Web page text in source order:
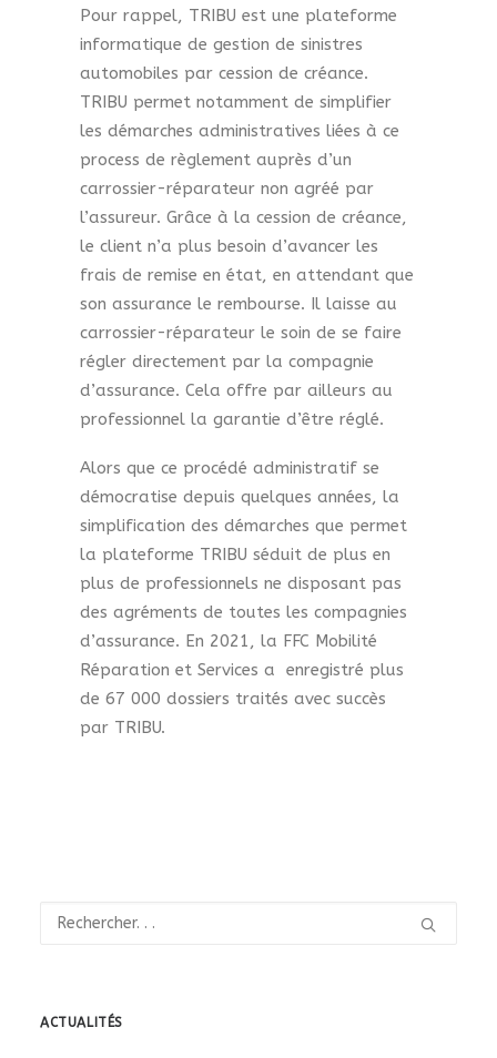
Pour rappel, TRIBU est une plateforme
informatique de gestion de sinistres
automobiles par cession de créance.
TRIBU permet notamment de simplifier
les démarches administratives liées à ce
process de règlement auprès d’un
carrossier-réparateur non agréé par
l’assureur. Grâce à la cession de créance,
le client n’a plus besoin d’avancer les
frais de remise en état, en attendant que
son assurance le rembourse. Il laisse au
carrossier-réparateur le soin de se faire
régler directement par la compagnie
d’assurance. Cela offre par ailleurs au
professionnel la garantie d’être réglé.
Alors que ce procédé administratif se
démocratise depuis quelques années, la
simplification des démarches que permet
la plateforme TRIBU séduit de plus en
plus de professionnels ne disposant pas
des agréments de toutes les compagnies
d’assurance. En 2021, la FFC Mobilité
Réparation et Services a enregistré plus
de 67 000 dossiers traités avec succès
par TRIBU.
ACTUALITÉS